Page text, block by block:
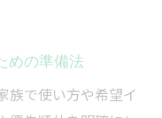
めの準備法
族で使い方や希望イ